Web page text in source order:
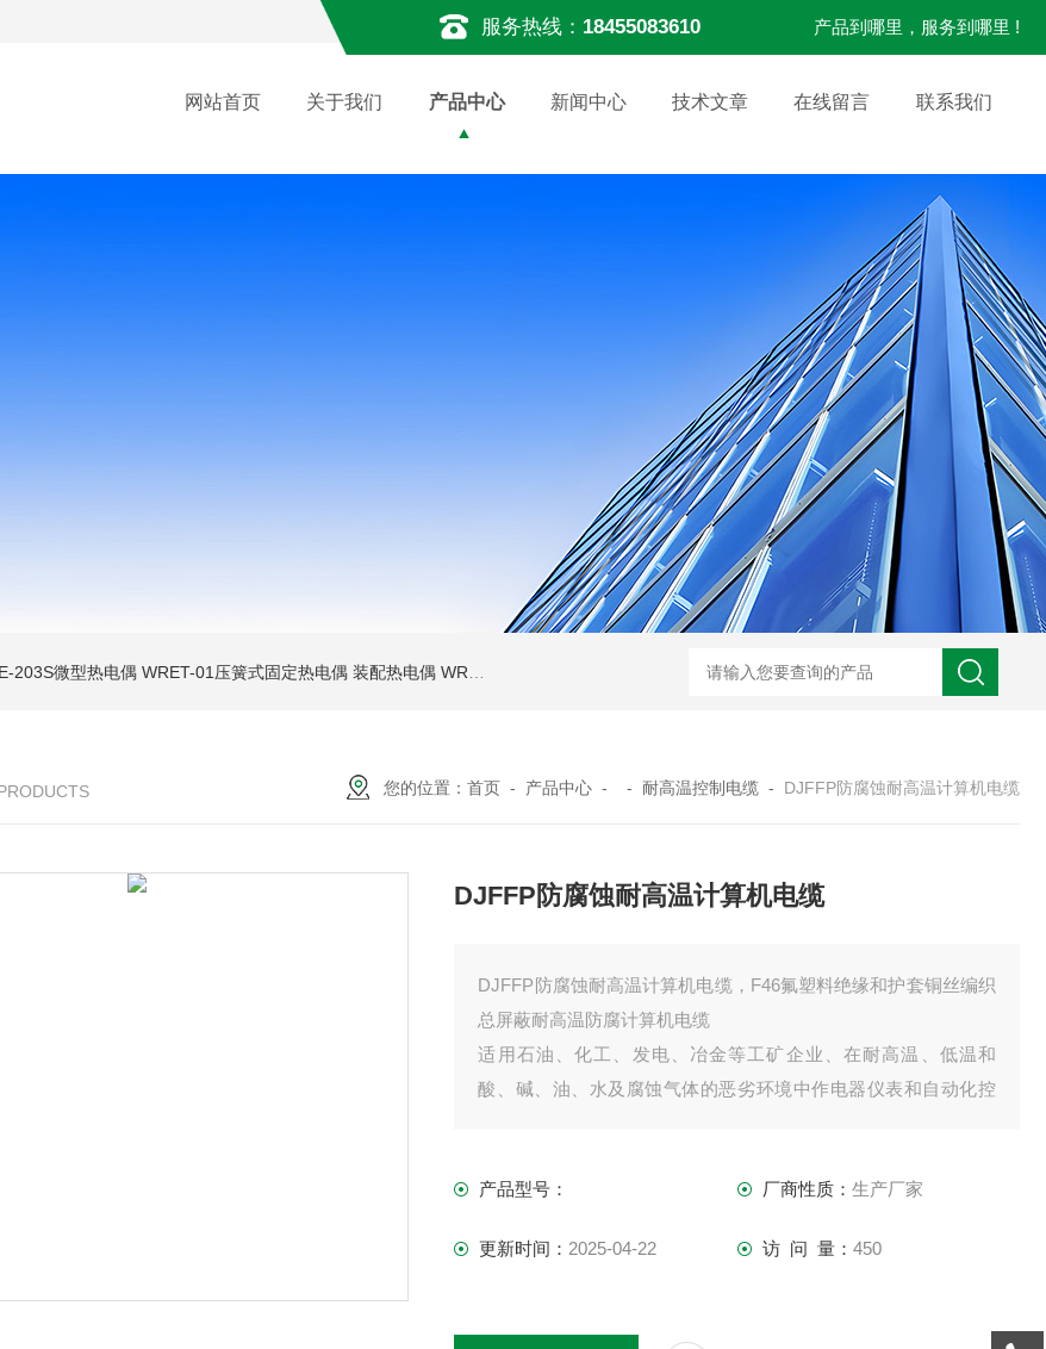
服务热线： 18455083610 产品到哪里，服务到哪里 !
网站首页 关于我们 产品中心 新闻中心 技术文章 在线留言 联系我们
203S微型热电偶 WRET-01压簧式固定热电偶 装配热电偶 WRP高温贵金属铂铑热电偶 WRN-530直角弯头热电偶 WRNK-231D炉管刀刃热电
您的位置： 首页 - 产品中心 - - 耐高温控制电缆 - DJFFP防腐蚀耐高温计算机电缆
DJFFP防腐蚀耐高温计算机电缆
DJFFP防腐蚀耐高温计算机电缆，F46氟塑料绝缘和护套铜丝编织
总屏蔽耐高温防腐计算机电缆
适用石油、化工、发电、冶金等工矿企业、在耐高温、低温和
酸、碱、油、水及腐蚀气体的恶劣环境中作电器仪表和自动化控
产品型号： 厂商性质： 生产厂家
更新时间： 2025-04-22 访 问 量： 450